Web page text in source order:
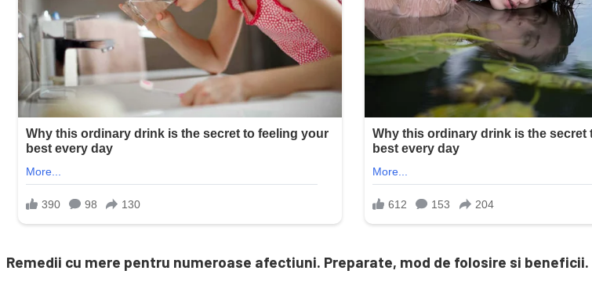
Remedii cu mere pentru numeroase afectiuni. Preparate, mod de folosire si beneficii.